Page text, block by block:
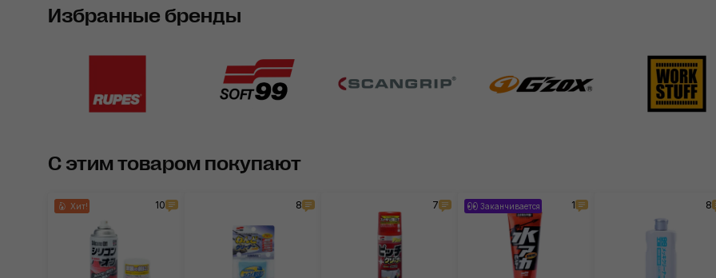
Избранные бренды
С этим товаром покупают
Хит! 10 8 7 Заканчивается 1 8